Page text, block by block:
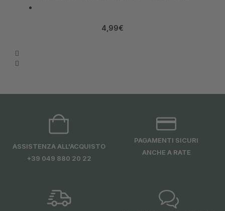
4,99€
ASSISTENZA ALL'ACQUISTO
+39 049 880 20 22
PAGAMENTI SICURI
ANCHE A RATE